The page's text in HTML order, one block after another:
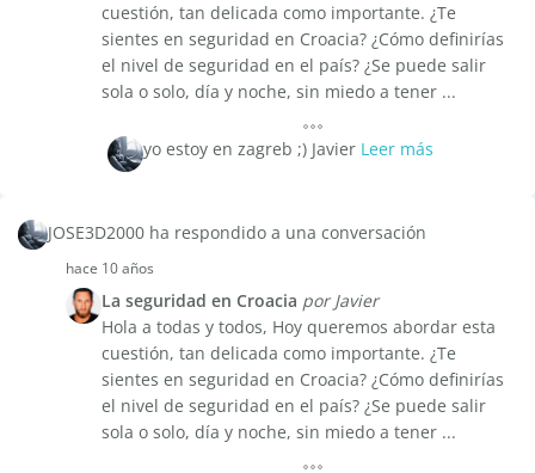
cuestión, tan delicada como importante. ¿Te
sientes en seguridad en Croacia? ¿Cómo definirías
el nivel de seguridad en el país? ¿Se puede salir
sola o solo, día y noche, sin miedo a tener ...
yo estoy en zagreb ;) Javier Leer más
JOSE3D2000 ha respondido a una conversación
hace 10 años
La seguridad en Croacia por Javier
Hola a todas y todos, Hoy queremos abordar esta
cuestión, tan delicada como importante. ¿Te
sientes en seguridad en Croacia? ¿Cómo definirías
el nivel de seguridad en el país? ¿Se puede salir
sola o solo, día y noche, sin miedo a tener ...